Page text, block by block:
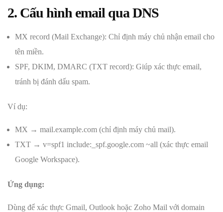
2. Cấu hình email qua DNS
MX record (Mail Exchange): Chỉ định máy chủ nhận email cho
tên miền.
SPF, DKIM, DMARC (TXT record): Giúp xác thực email,
tránh bị đánh dấu spam.
Ví dụ:
MX → mail.example.com (chỉ định máy chủ mail).
TXT → v=spf1 include:_spf.google.com ~all (xác thực email
Google Workspace).
Ứng dụng:
Dùng để xác thực Gmail, Outlook hoặc Zoho Mail với domain